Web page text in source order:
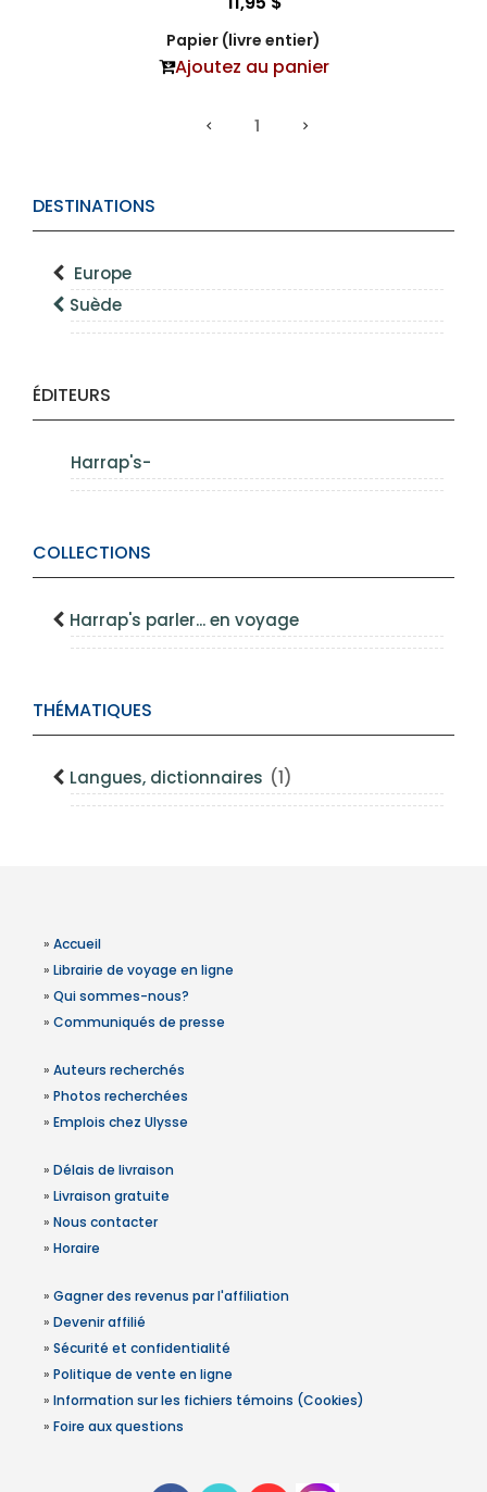
DESTINATIONS
Europe
Suède
ÉDITEURS
Harrap's-
COLLECTIONS
Harrap's parler... en voyage
THÉMATIQUES
Langues, dictionnaires (1)
Papier (livre entier)
Ajoutez au panier
1
» Accueil
» Librairie de voyage en ligne
» Qui sommes-nous?
» Communiqués de presse
» Auteurs recherchés
» Photos recherchées
» Emplois chez Ulysse
» Délais de livraison
» Livraison gratuite
» Nous contacter
» Horaire
» Gagner des revenus par l'affiliation
» Devenir affilié
» Sécurité et confidentialité
» Politique de vente en ligne
» Information sur les fichiers témoins (Cookies)
» Foire aux questions